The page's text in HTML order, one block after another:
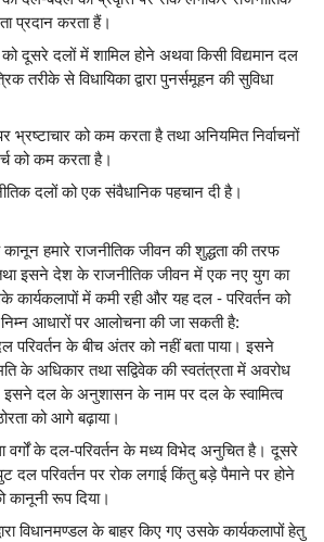
प्रदान करता हैं।
दूसरे दलों में शामिल होने अथवा किसी विद्यमान दल
तरीके से विधायिका द्वारा पुनर्समूहन की सुविधा
भ्रष्टाचार को कम करता है तथा अनियमित निर्वाचनों
को कम करता है।
दलों को एक संवैधानिक पहचान दी है।
कानून हमारे राजनीतिक जीवन की शुद्धता की तरफ
इसने देश के राजनीतिक जीवन में एक नए युग का
कार्यकलापों में कमी रही और यह दल - परिवर्तन को
निम्न आधारों पर आलोचना की जा सकती है:
परिवर्तन के बीच अंतर को नहीं बता पाया। इसने
के अधिकार तथा सद्विवेक की स्वतंत्रता में अवरोध
इसने दल के अनुशासन के नाम पर दल के स्वामित्व
को आगे बढ़ाया।
वर्गों के दल-परिवर्तन के मध्य विभेद अनुचित है। दूसरे
दल परिवर्तन पर रोक लगाई किंतु बड़े पैमाने पर होने
कानूनी रूप दिया।
विधानमण्डल के बाहर किए गए उसके कार्यकलापों हेतु